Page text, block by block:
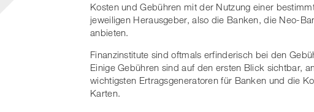
Kosten und Gebühren mit der Nutzung einer
jeweiligen Herausgeber, also die Banken, die Neo-
anbieten.
Finanzinstitute sind oftmals erfinderisch bei den
Einige Gebühren sind auf den ersten Blick sichtbar,
wichtigsten Ertragsgeneratoren für Banken und die
Karten.